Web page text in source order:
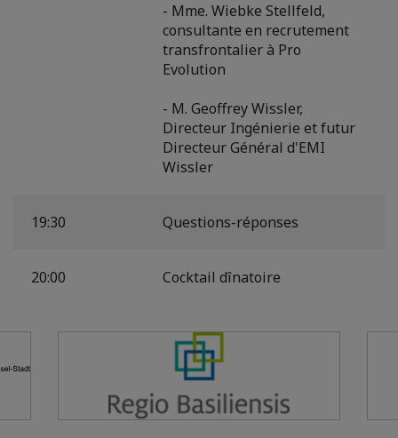
- Mme. Wiebke Stellfeld,
consultante en recrutement
transfrontalier à Pro
Evolution
- M. Geoffrey Wissler,
Directeur Ingénierie et futur
Directeur Général d'EMI
Wissler
19:30 Questions-réponses
20:00 Cocktail dînatoire